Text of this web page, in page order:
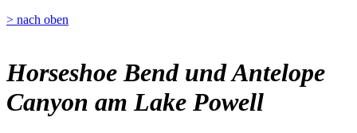
> nach oben
Horseshoe Bend und Antelope
Canyon am Lake Powell